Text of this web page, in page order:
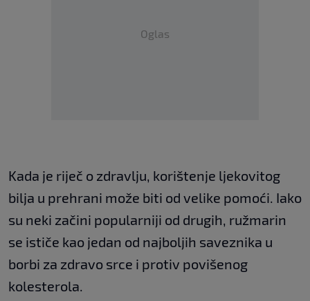
Oglas
Kada je riječ o zdravlju, korištenje ljekovitog
bilja u prehrani može biti od velike pomoći. Iako
su neki začini popularniji od drugih, ružmarin
se ističe kao jedan od najboljih saveznika u
borbi za zdravo srce i protiv povišenog
kolesterola.